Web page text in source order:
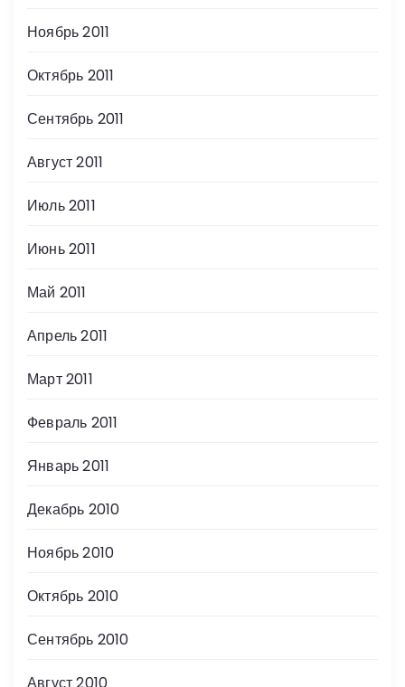
Ноябрь 2011
Октябрь 2011
Сентябрь 2011
Август 2011
Июль 2011
Июнь 2011
Май 2011
Апрель 2011
Март 2011
Февраль 2011
Январь 2011
Декабрь 2010
Ноябрь 2010
Октябрь 2010
Сентябрь 2010